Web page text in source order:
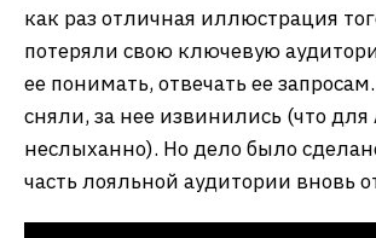
как раз отличная иллюстрация
потеряли свою ключевую
ее понимать, отвечать ее
сняли, за нее извинились (что для
неслыханно). Но дело было
часть лояльной аудитории вновь